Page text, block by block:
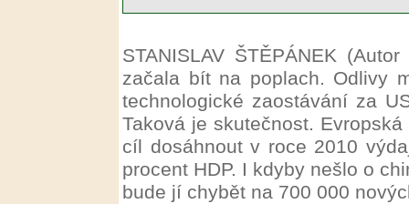
STANISLAV ŠTĚPÁNEK
začala bít na poplach. Odlivy
technologické zaostávání za
Taková je skutečnost.
cíl dosáhnout v roce 2010
procent HDP. I kdyby nešlo o
bude jí chybět na 700 000